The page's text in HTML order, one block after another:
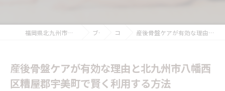
福岡県北九州市のボディメイクならちよがさき整骨院 ブログ コラム 産後骨盤ケアが有効な理由と北九州市八幡西区糟屋郡宇美町で賢く利用する方法
産後骨盤ケアが有効な理由と北九州市八幡西
区糟屋郡宇美町で賢く利用する方法